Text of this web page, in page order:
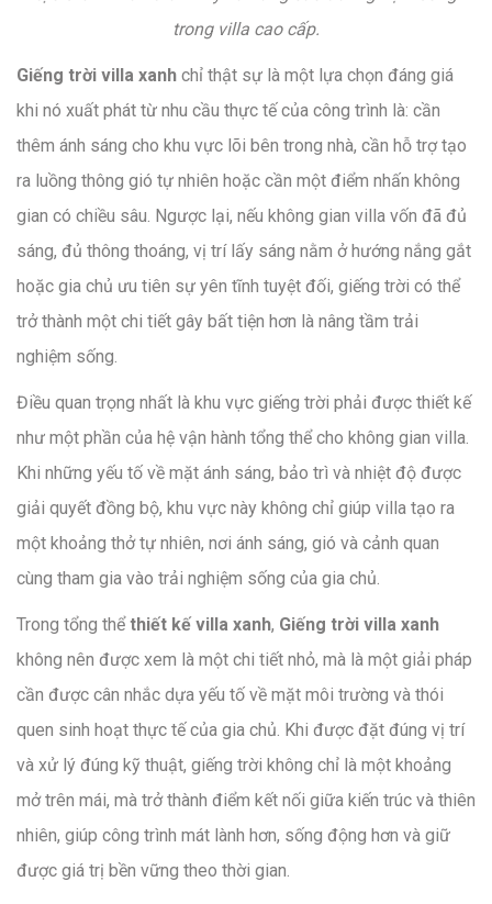
trong villa cao cấp.
Giếng trời villa xanh chỉ thật sự là một lựa chọn đáng giá
khi nó xuất phát từ nhu cầu thực tế của công trình là: cần
thêm ánh sáng cho khu vực lõi bên trong nhà, cần hỗ trợ tạo
ra luồng thông gió tự nhiên hoặc cần một điểm nhấn không
gian có chiều sâu. Ngược lại, nếu không gian villa vốn đã đủ
sáng, đủ thông thoáng, vị trí lấy sáng nằm ở hướng nắng gắt
hoặc gia chủ ưu tiên sự yên tĩnh tuyệt đối, giếng trời có thể
trở thành một chi tiết gây bất tiện hơn là nâng tầm trải
nghiệm sống.
Điều quan trọng nhất là khu vực giếng trời phải được thiết kế
như một phần của hệ vận hành tổng thể cho không gian villa.
Khi những yếu tố về mặt ánh sáng, bảo trì và nhiệt độ được
giải quyết đồng bộ, khu vực này không chỉ giúp villa tạo ra
một khoảng thở tự nhiên, nơi ánh sáng, gió và cảnh quan
cùng tham gia vào trải nghiệm sống của gia chủ.
Trong tổng thểthiết kế villa xanh, Giếng trời villa xanh
không nên được xem là một chi tiết nhỏ, mà là một giải pháp
cần được cân nhắc dựa yếu tố về mặt môi trường và thói
quen sinh hoạt thực tế của gia chủ. Khi được đặt đúng vị trí
và xử lý đúng kỹ thuật, giếng trời không chỉ là một khoảng
mở trên mái, mà trở thành điểm kết nối giữa kiến trúc và thiên
nhiên, giúp công trình mát lành hơn, sống động hơn và giữ
được giá trị bền vững theo thời gian.